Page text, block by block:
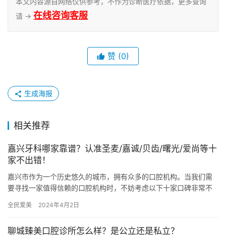
请 → 在线咨询客服
赞 (0)
生成海报
相关推荐
嘉兴牙科哪家靠谱？认准圣麦/嘉诚/贝齿/曙光/爱尚等十
家不出错！
嘉兴市作为一个历史悠久的城市，拥有众多的口腔机构。当我们需
要寻找一家值得信赖的口腔机构时，不妨考虑以下十家口碑非常不
尚口…
全民爱美 2024年4月2日
聊城臻美口腔诊所怎么样？是公立还是私立？